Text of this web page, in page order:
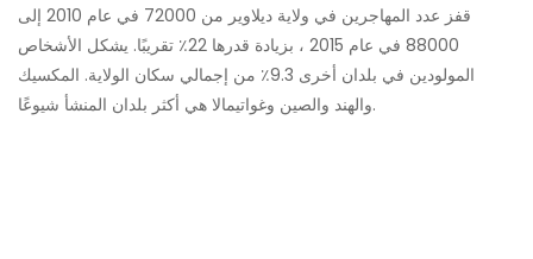
قفز عدد المهاجرين في ولاية ديلاوير من 72000 في عام 2010 إلى
88000 في عام 2015 ، بزيادة قدرها 22٪ تقريبًا. يشكل الأشخاص
المولودين في بلدان أخرى 9.3٪ من إجمالي سكان الولاية. المكسيك
والهند والصين وغواتيمالا هي أكثر بلدان المنشأ شيوعًا.